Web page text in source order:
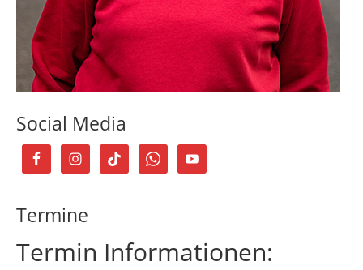
Social Media
Termine
Termin Informationen: